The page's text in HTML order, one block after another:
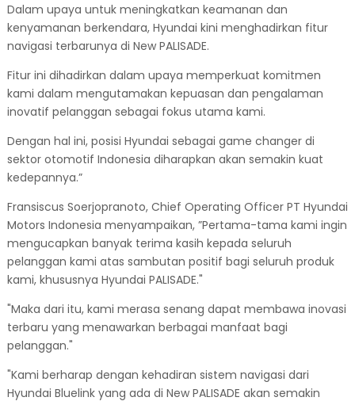
Dalam upaya untuk meningkatkan keamanan dan
kenyamanan berkendara, Hyundai kini menghadirkan fitur
navigasi terbarunya di New PALISADE.
Fitur ini dihadirkan dalam upaya memperkuat komitmen
kami dalam mengutamakan kepuasan dan pengalaman
inovatif pelanggan sebagai fokus utama kami.
Dengan hal ini, posisi Hyundai sebagai game changer di
sektor otomotif Indonesia diharapkan akan semakin kuat
kedepannya.”
Fransiscus Soerjopranoto, Chief Operating Officer PT Hyundai
Motors Indonesia menyampaikan, ”Pertama-tama kami ingin
mengucapkan banyak terima kasih kepada seluruh
pelanggan kami atas sambutan positif bagi seluruh produk
kami, khususnya Hyundai PALISADE."
"Maka dari itu, kami merasa senang dapat membawa inovasi
terbaru yang menawarkan berbagai manfaat bagi
pelanggan."
"Kami berharap dengan kehadiran sistem navigasi dari
Hyundai Bluelink yang ada di New PALISADE akan semakin